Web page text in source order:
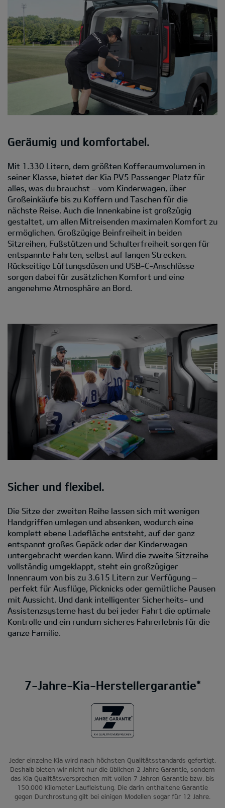
Geräumig und komfortabel.
Mit 1.330 Litern, dem größten Kofferaumvolumen in
seiner Klasse, bietet der Kia PV5 Passenger Platz für
alles, was du brauchst – vom Kinderwagen, über
Großeinkäufe bis zu Koffern und Taschen für die
nächste Reise. Auch die Innenkabine ist großzügig
gestaltet, um allen Mitreisenden maximalen Komfort zu
ermöglichen. Großzügige Beinfreiheit in beiden
Sitzreihen, Fußstützen und Schulterfreiheit sorgen für
entspannte Fahrten, selbst auf langen Strecken.
Rückseitige Lüftungsdüsen und USB-C-Anschlüsse
sorgen dabei für zusätzlichen Komfort und eine
angenehme Atmosphäre an Bord.
Sicher und flexibel.
Die Sitze der zweiten Reihe lassen sich mit wenigen
Handgriffen umlegen und absenken, wodurch eine
komplett ebene Ladefläche entsteht, auf der ganz
entspannt großes Gepäck oder der Kinderwagen
untergebracht werden kann. Wird die zweite Sitzreihe
vollständig umgeklappt, steht ein großzügiger
Innenraum von bis zu 3.615 Litern zur Verfügung –
perfekt für Ausflüge, Picknicks oder gemütliche Pausen
mit Aussicht. Und dank intelligenter Sicherheits- und
Assistenzsysteme hast du bei jeder Fahrt die optimale
Kontrolle und ein rundum sicheres Fahrerlebnis für die
ganze Familie.
7-Jahre-Kia-Herstellergarantie*
Jeder einzelne Kia wird nach höchsten Qualitätsstandards gefertigt.
Deshalb bieten wir nicht nur die üblichen 2 Jahre Garantie, sondern
das Kia Qualitätsversprechen mit vollen 7 Jahren Garantie bzw. bis
150.000 Kilometer Laufleistung. Die darin enthaltene Garantie
gegen Durchrostung gilt bei einigen Modellen sogar für 12 Jahre.